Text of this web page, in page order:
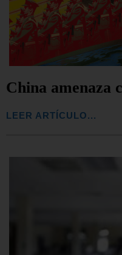
China amenaza
LEER ARTÍCULO...